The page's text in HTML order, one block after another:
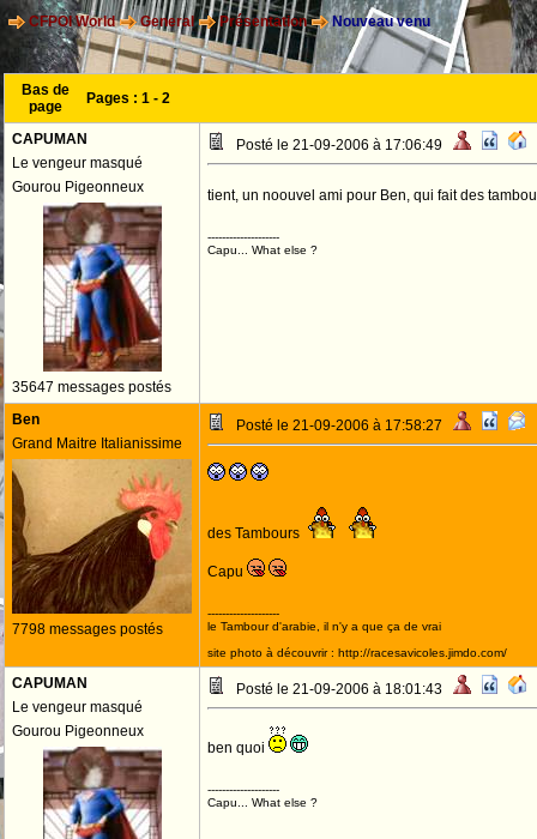
CFPOI World General Présentation Nouveau venu
Bas de
page
Pages : 1 - 2
CAPUMAN
Le vengeur masqué
Gourou Pigeonneux
35647 messages postés
Posté le 21-09-2006 à 17:06:49
tient, un noouvel ami pour Ben, qui fait des
--------------------
Capu... What else ?
Ben
Grand Maitre Italianissime
7798 messages postés
Posté le 21-09-2006 à 17:58:27
des Tambours
Capu
--------------------
le Tambour d'arabie, il n'y a que ça de vrai
site photo à découvrir : http://racesavicoles.jimdo.com/
CAPUMAN
Le vengeur masqué
Gourou Pigeonneux
Posté le 21-09-2006 à 18:01:43
ben quoi
--------------------
Capu... What else ?